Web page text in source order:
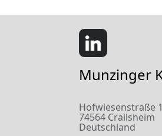
Munzinger
Hofwiesenstraße
74564 Crailsheim
Deutschland